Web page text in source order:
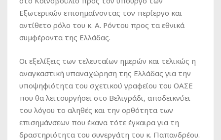
Εξωτερικών επισημαίνοντας τον περίεργο και
αντίθετο ρόλο του κ. Α. Ρόντου προς τα εθνικά
συμφέροντα της Ελλάδας.
Οι εξελίξεις των τελευταίων ημερών και τελικώς η
αναγκαστική υπαναχώρηση της Ελλάδας για την
υποψηφιότητα του σχετικού γραφείου του ΟΑΣΕ
που θα λειτουργήσει στο Βελιγράδι, αποδεικνύει
του λόγου το αληθές και την ορθότητα των
επισημάνσεων που έκανα τότε έγκαιρα για τη
δραστηριότητα του συνεργάτη του κ. Παπανδρέου.